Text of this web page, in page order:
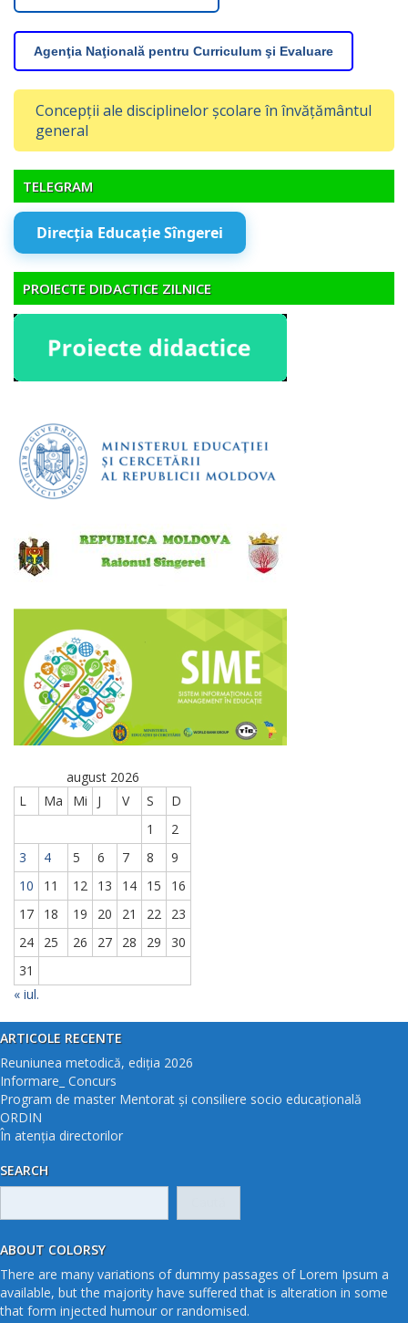
Agenţia Naţională pentru Curriculum şi Evaluare
Concepții ale disciplinelor școlare în învățământul
general
TELEGRAM
Direcția Educație Sîngerei
PROIECTE DIDACTICE ZILNICE
august 2026
L
Ma Mi J V S
D
1
2
3
4 5 6 7 8
9
10
11 12 13 14 15
16
17
18 19 20 21 22
23
24
25 26 27 28 29
30
31
« iul.
ARTICOLE RECENTE
Reuniunea metodică, ediția 2026
Informare_ Concurs
Program de master Mentorat și consiliere socio educațională
ORDIN
În atenția directorilor
SEARCH
ABOUT COLORSY
There are many variations of dummy passages of Lorem Ipsum a
available, but the majority have suffered that is alteration in some
that form injected humour or randomised.